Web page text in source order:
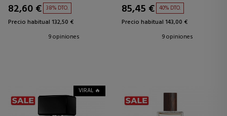
82,60 € 38% DTO.
Precio habitual 132,50 €
9 opiniones
85,45 € 40% DTO.
Precio habitual 143,00 €
9 opiniones
VIRAL 🔥